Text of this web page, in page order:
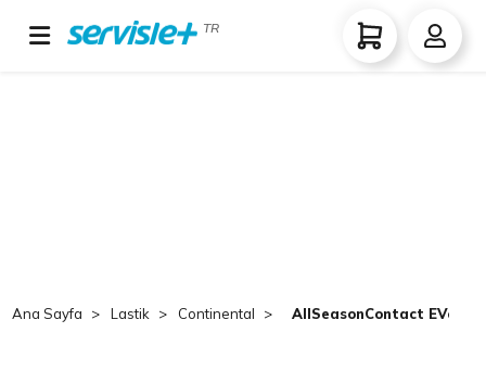
TR
Ana Sayfa Lastik Continental AllSeasonContact EVc